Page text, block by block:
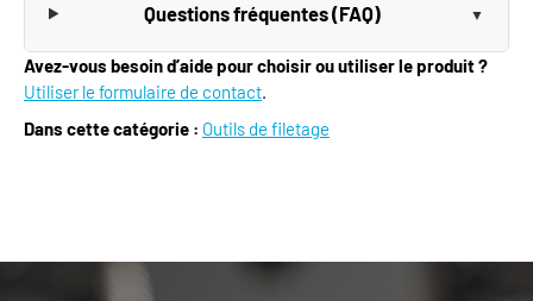
Questions fréquentes (FAQ)
Avez-vous besoin d’aide pour choisir ou utiliser le produit ?
Utiliser le formulaire de contact.
Dans cette catégorie : Outils de filetage